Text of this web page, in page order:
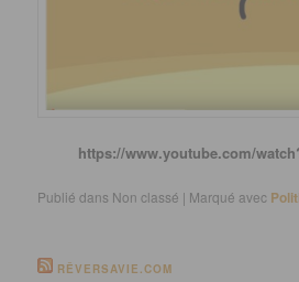
https://www.youtube.com/
Publié dans Non classé | Marqué avec
RÊVERSAVIE.COM